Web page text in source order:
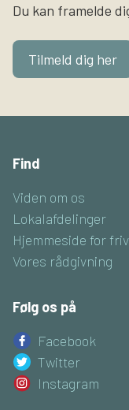
Du kan framelde
Tilmeld dig her
Find
Viden om os
Lokalafdelinger
Hjemmeside for
Vores rådgivning
Følg os på
Facebook
Twitter
Instagram